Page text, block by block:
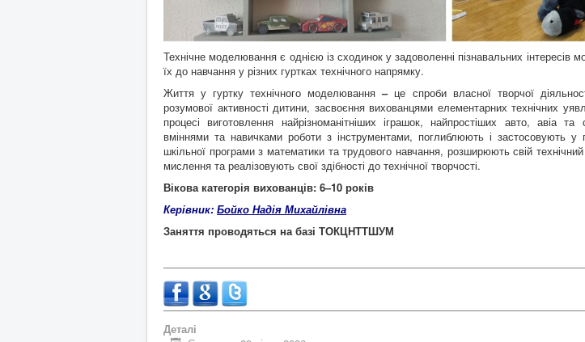
Технічне моделювання є однією із сходинок у задоволенні пізнавальних інтересів
їх до навчання у різних гуртках технічного напрямку.
Життя у гуртку технічного моделювання–це спроби власної творчої
розумової активності дитини, засвоєння вихованцями елементарних технічних
процесі виготовлення найрізноманітніших іграшок, найпростіших авто, авіа
вміннями та навичками роботи з інструментами, поглиблюють і застосовують у
шкільної програми з математики та трудового навчання, розширюють свій технічний
мислення та реалізовують свої здібності до технічної творчості.
Вікова категорія вихованців: 6–10 років
Керівник: Бойко Надія Михайлівна
Заняття проводяться на базі ТОКЦНТТШУМ
Деталі